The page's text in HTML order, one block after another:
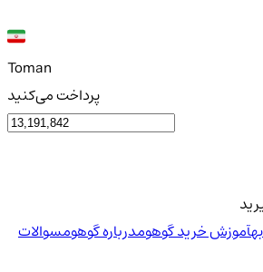
Toman
پرداخت می‌کنید
آموزش خرید گوهومدرباره گوهومسوالات